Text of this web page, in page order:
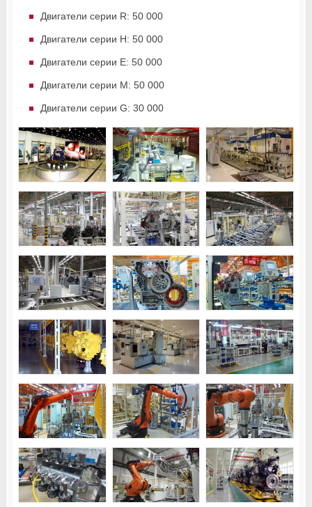
Двигатели серии R: 50 000
Двигатели серии H: 50 000
Двигатели серии E: 50 000
Двигатели серии M: 50 000
Двигатели серии G: 30 000